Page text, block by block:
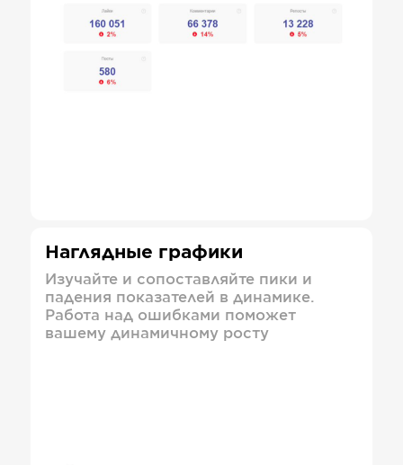
Наглядные графики
Изучайте и сопоставляйте пики и
падения показателей в динамике.
Работа над ошибками поможет
вашему динамичному росту